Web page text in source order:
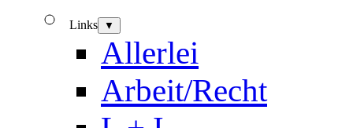
Links ▼
Allerlei
Arbeit/Recht